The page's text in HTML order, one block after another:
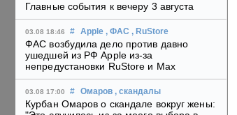
Главные события к вечеру 3 августа
03.08 18:46 # Apple , ФАС , RuStore
ФАС возбудила дело против давно
ушедшей из РФ Apple из-за
непредустановки RuStore и Max
03.08 17:00 # Омаров , скандалы
Курбан Омаров о скандале вокруг жены: